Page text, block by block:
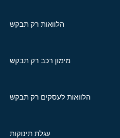
הלוואות רק תבקש
מימון רכב רק תבקש
הלוואות לעסקים רק תבקש
עגלת תינוקות